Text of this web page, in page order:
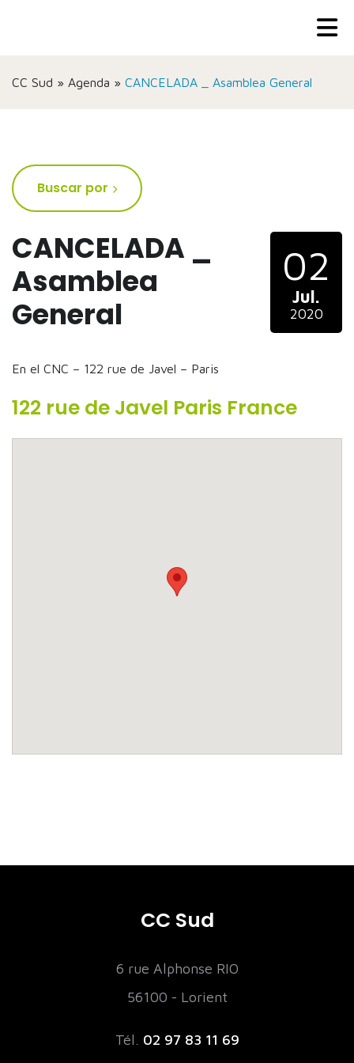
CC Sud » Agenda » CANCELADA _ Asamblea General
CANCELADA _
Asamblea
General
En el CNC – 122 rue de Javel – Paris
02
Jul.
2020
122 rue de Javel Paris France
Buscar por
CC Sud
6 rue Alphonse RIO
56100 - Lorient
Tél. 02 97 83 11 69